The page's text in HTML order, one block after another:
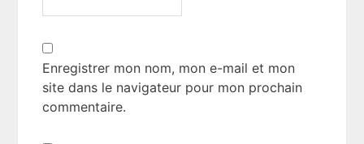
Enregistrer mon nom, mon e-mail et mon
site dans le navigateur pour mon prochain
commentaire.